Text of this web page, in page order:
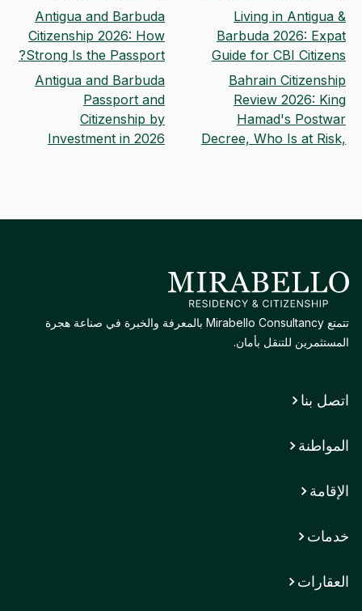
Living in Antigua &
Barbuda 2026: Expat
Guide for CBI Citizens
Bahrain Citizenship
Review 2026: King
Hamad's Postwar
Decree, Who Is at Risk,
Antigua and Barbuda
Citizenship 2026: How
Strong Is the Passport?
Antigua and Barbuda
Passport and
Citizenship by
Investment in 2026
تتمتع Mirabello Consultancy بالمعرفة والخبرة في صناعة هجرة
المستثمرين للتنقل بأمان.
اتصل بنا
المواطنة
الإقامة
خدمات
العقارات